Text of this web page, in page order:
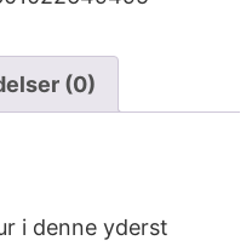
(0)
i denne yderst